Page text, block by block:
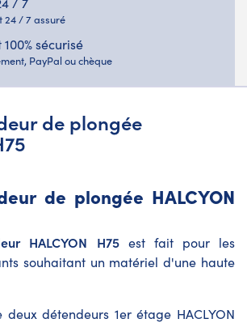
24 / 7 assuré
sécurisé
PayPal ou chèque
de plongée
de plongée HALCYON
HALCYON H75est fait pour les
souhaitant un matériel d'une haute
détendeurs 1er étage HACLYON